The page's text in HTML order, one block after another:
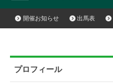
開催お知らせ 出馬表
プロフィール